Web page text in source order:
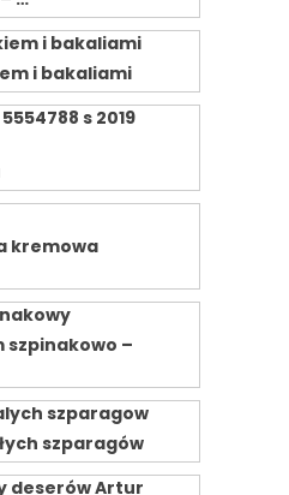
i bakaliami
kremowa
–
szparagów